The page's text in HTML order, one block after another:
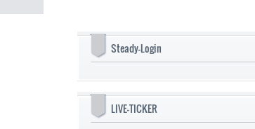
Steady-Login
LIVE-TICKER